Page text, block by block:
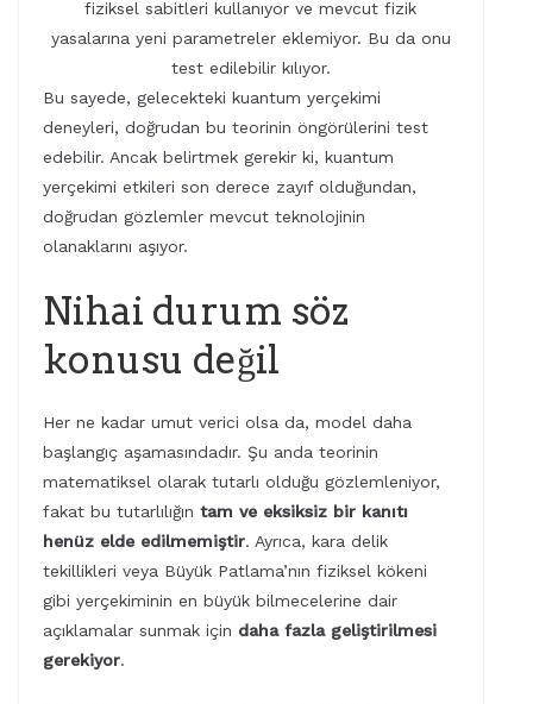
fiziksel sabitleri kullanıyor ve mevcut fizik
yasalarına yeni parametreler eklemiyor. Bu da onu
test edilebilir kılıyor.
Bu sayede, gelecekteki kuantum yerçekimi
deneyleri, doğrudan bu teorinin öngörülerini test
edebilir. Ancak belirtmek gerekir ki, kuantum
yerçekimi etkileri son derece zayıf olduğundan,
doğrudan gözlemler mevcut teknolojinin
olanaklarını aşıyor.
Nihai durum söz
konusu değil
Her ne kadar umut verici olsa da, model daha
başlangıç aşamasındadır. Şu anda teorinin
matematiksel olarak tutarlı olduğu gözlemleniyor,
fakat bu tutarlılığın tam ve eksiksiz bir kanıtı
henüz elde edilmemiştir. Ayrıca, kara delik
tekillikleri veya Büyük Patlama’nın fiziksel kökeni
gibi yerçekiminin en büyük bilmecelerine dair
açıklamalar sunmak için daha fazla geliştirilmesi
gerekiyor.